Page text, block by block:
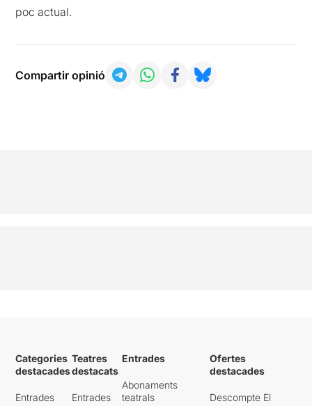
poc actual.
Compartir opinió
Categories
destacades
Entrades
Teatres
destacats
Entrades
Entrades
Abonaments
teatrals
Ofertes
destacades
Descompte El